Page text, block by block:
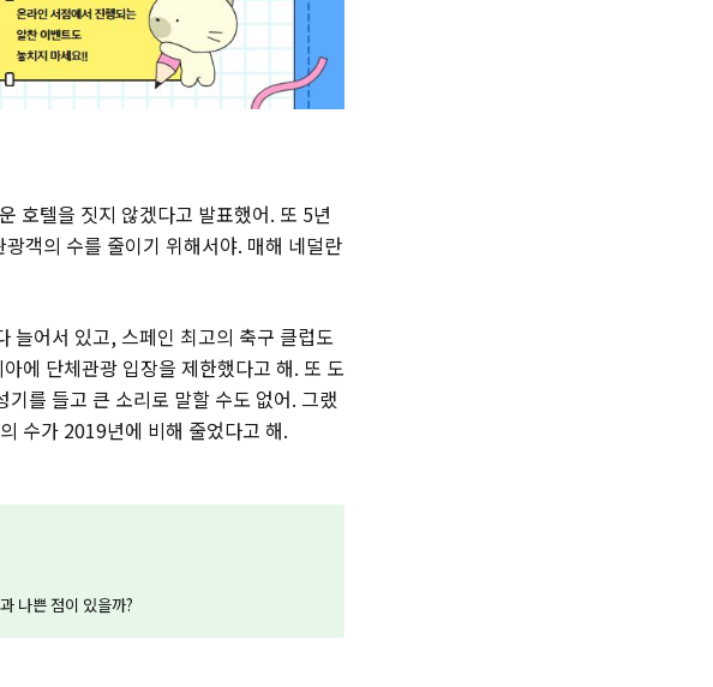
호텔을 짓지 않겠다고 발표했어. 또 5년
객의 수를 줄이기 위해서야. 매해 네덜란
늘어서 있고, 스페인 최고의 축구 클럽도
에 단체관광 입장을 제한했다고 해. 또 도
를 들고 큰 소리로 말할 수도 없어. 그랬
수가 2019년에 비해 줄었다고 해.
나쁜 점이 있을까?